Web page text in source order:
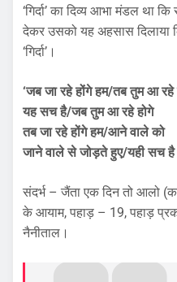
‘गिर्दा’ का दिव्य आभा मंडल था
देकर उसको यह अहसास दिलाया
‘गिर्दा’।
‘जब जा रहे होंगे हम/तब तुम आ रहे
यह सच है/जब तुम आ रहे होगे
तब जा रहे होंगे हम/आने वाले को
जाने वाले से जोड़ते हुए/यही सच
संदर्भ – जैंता एक दिन तो आलो
के आयाम, पहाड़ – 19, पहाड़
नैनीताल।